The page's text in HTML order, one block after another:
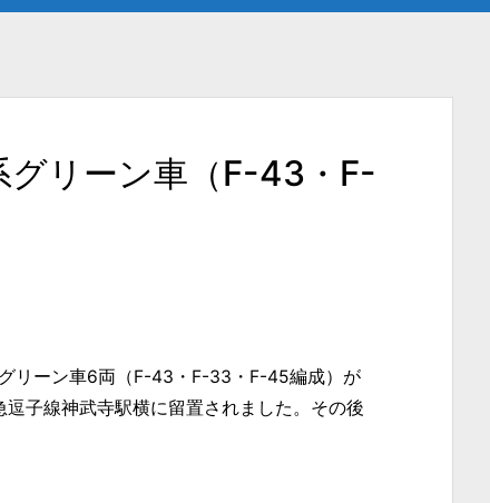
グリーン車（F-43・F-
リーン車6両（F-43・F-33・F-45編成）が
子線神武寺駅横に留置されました。その後